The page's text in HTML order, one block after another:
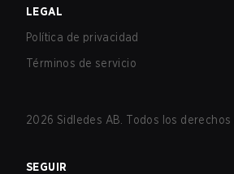
LEGAL
Política de privacidad
Términos de servicio
2026 Sidledes AB. Todos los derechos
SEGUIR